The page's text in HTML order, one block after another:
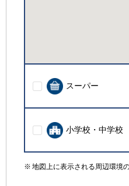
スーパー
小学校・中学校
地図上に表示される周辺環境